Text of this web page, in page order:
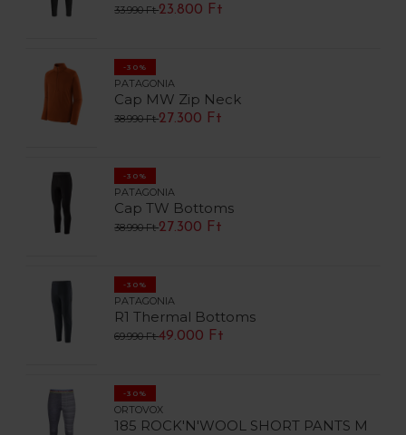
33.990 Ft23.800 Ft
-30%
PATAGONIA
Cap MW Zip Neck
38.990 Ft27.300 Ft
-30%
PATAGONIA
Cap TW Bottoms
38.990 Ft27.300 Ft
-30%
PATAGONIA
R1 Thermal Bottoms
69.990 Ft49.000 Ft
-30%
ORTOVOX
185 ROCK'N'WOOL SHORT PANTS M